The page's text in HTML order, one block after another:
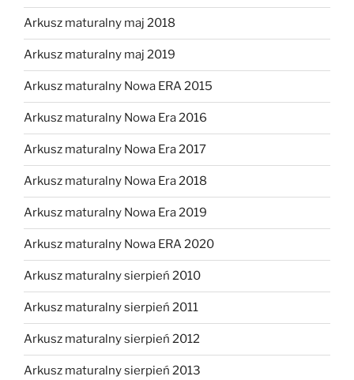
Arkusz maturalny maj 2018
Arkusz maturalny maj 2019
Arkusz maturalny Nowa ERA 2015
Arkusz maturalny Nowa Era 2016
Arkusz maturalny Nowa Era 2017
Arkusz maturalny Nowa Era 2018
Arkusz maturalny Nowa Era 2019
Arkusz maturalny Nowa ERA 2020
Arkusz maturalny sierpień 2010
Arkusz maturalny sierpień 2011
Arkusz maturalny sierpień 2012
Arkusz maturalny sierpień 2013